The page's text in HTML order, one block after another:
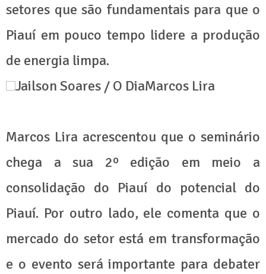
setores que são fundamentais para que o
Piauí em pouco tempo lidere a produção
de energia limpa.
Jailson Soares / O DiaMarcos Lira
Marcos Lira acrescentou que o seminário
chega a sua 2º edição em meio a
consolidação do Piauí do potencial do
Piauí. Por outro lado, ele comenta que o
mercado do setor está em transformação
e o evento será importante para debater